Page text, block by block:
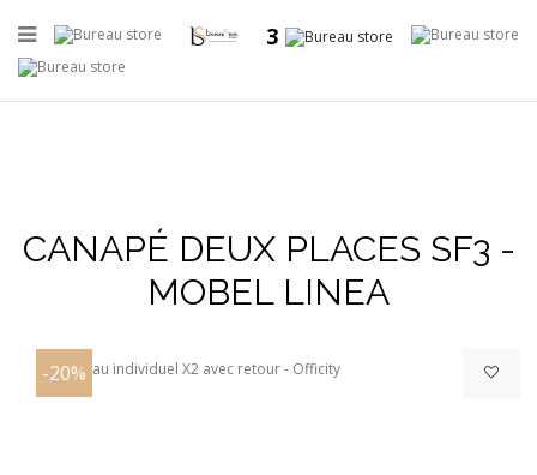
3
CANAPÉ DEUX PLACES SF3 -
MOBEL LINEA
-20% +